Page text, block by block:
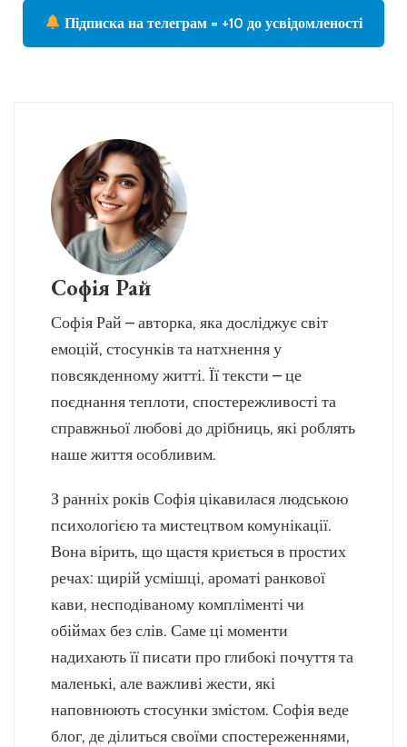
Підписка на телеграм = +10 до усвідомленості
Софія Рай
Софія Рай – авторка, яка досліджує світ
емоцій, стосунків та натхнення у
повсякденному житті. Її тексти – це
поєднання теплоти, спостережливості та
справжньої любові до дрібниць, які роблять
наше життя особливим.
З ранніх років Софія цікавилася людською
психологією та мистецтвом комунікації.
Вона вірить, що щастя криється в простих
речах: щирій усмішці, ароматі ранкової
кави, несподіваному компліменті чи
обіймах без слів. Саме ці моменти
надихають її писати про глибокі почуття та
маленькі, але важливі жести, які
наповнюють стосунки змістом. Софія веде
блог, де ділиться своїми спостереженнями,